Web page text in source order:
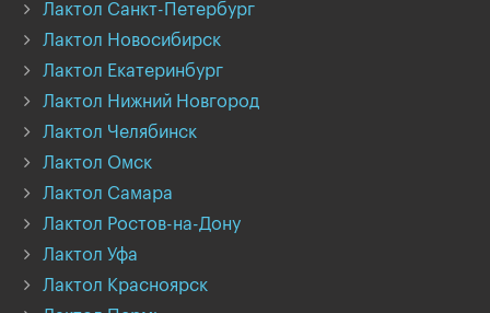
Лактол Санкт-Петербург
Лактол Новосибирск
Лактол Екатеринбург
Лактол Нижний Новгород
Лактол Челябинск
Лактол Омск
Лактол Самара
Лактол Ростов-на-Дону
Лактол Уфа
Лактол Красноярск